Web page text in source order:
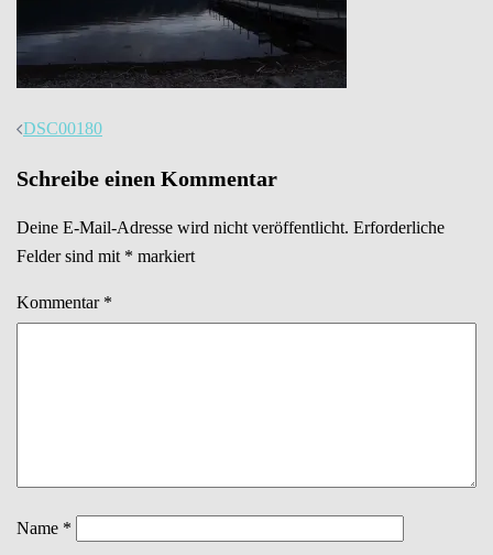
Beitrags-
DSC00180
Schreibe einen Kommentar
Deine E-Mail-Adresse wird nicht veröffentlicht. Erforderliche
Felder sind mit * markiert
Kommentar *
Name *